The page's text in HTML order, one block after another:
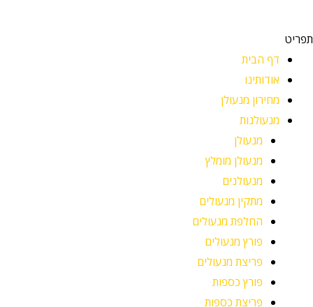
תפריט
דף הבית
אודותינו
מחירון מנעולן
מנעולנות
מנעולן
מנעולן מומלץ
מנעולנים
מתקין מנעולים
החלפת מנעולים
פורץ מנעולים
פריצת מנעולים
פורץ כספות
פריצת כספות